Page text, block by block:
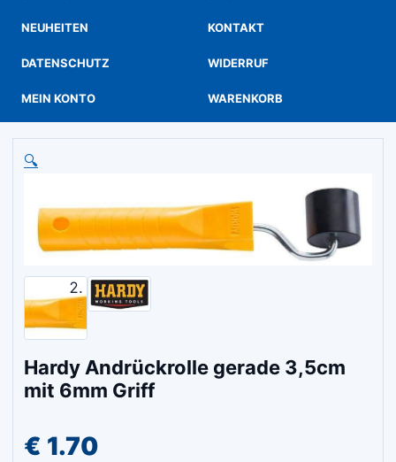
NEUHEITEN KONTAKT
DATENSCHUTZ WIDERRUF
MEIN KONTO WARENKORB
🔍
Hardy Andrückrolle gerade 3,5cm
mit 6mm Griff
€ 1.70